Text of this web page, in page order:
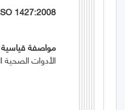
1427:2008
مواصفة
الأدوات الصحية